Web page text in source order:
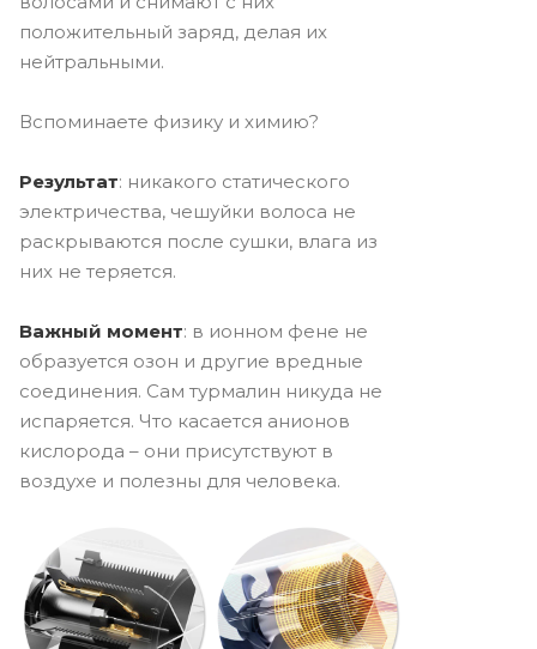
положительный заряд, делая их
нейтральными.
Вспоминаете физику и химию?
Результат: никакого статического
электричества, чешуйки волоса не
раскрываются после сушки, влага из
них не теряется.
Важный момент: в ионном фене не
образуется озон и другие вредные
соединения. Сам турмалин никуда не
испаряется. Что касается анионов
кислорода – они присутствуют в
воздухе и полезны для человека.